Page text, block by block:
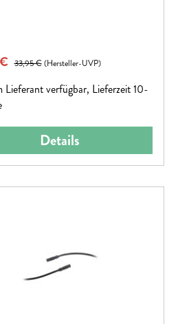
Regulärer Preis:
33,95 €(Hersteller-UVP)
Lieferant verfügbar, Lieferzeit 10-
Details